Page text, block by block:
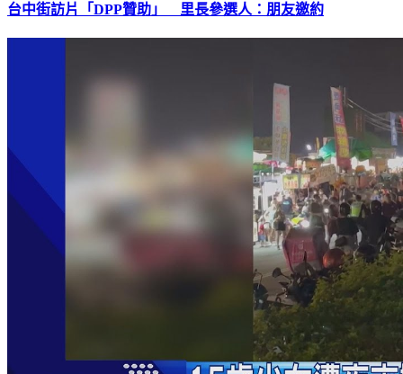
台中街訪片「DPP贊助」 里長參選人：朋友邀約